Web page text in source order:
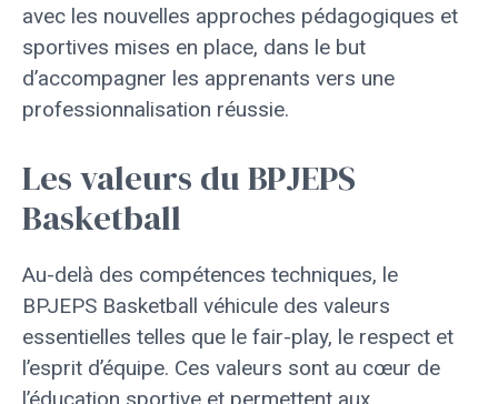
avec les nouvelles approches pédagogiques et
sportives mises en place, dans le but
d’accompagner les apprenants vers une
professionnalisation réussie.
Les valeurs du BPJEPS
Basketball
Au-delà des compétences techniques, le
BPJEPS Basketball véhicule des valeurs
essentielles telles que le fair-play, le respect et
l’esprit d’équipe. Ces valeurs sont au cœur de
l’éducation sportive et permettent aux